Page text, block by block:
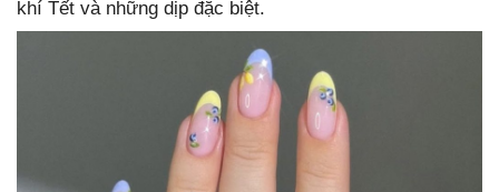
khí Tết và những dịp đặc biệt.